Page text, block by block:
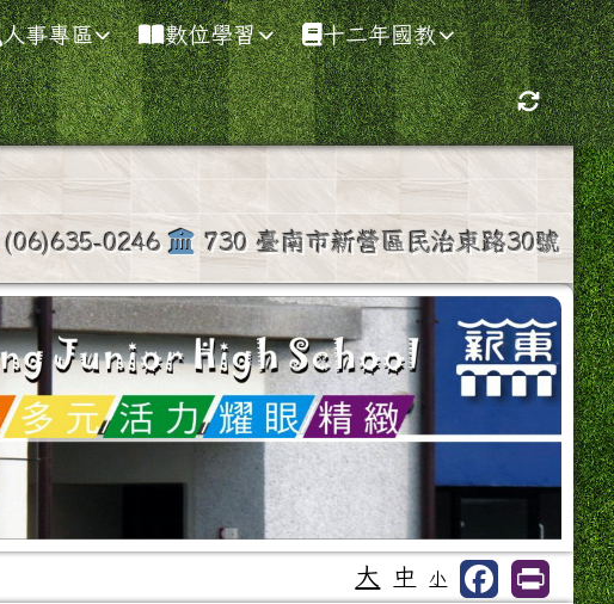
人事專區 數位學習 十二年國教
重新取得
(06)635-0246 730 臺南市新營區民治東路30號
大 中 小